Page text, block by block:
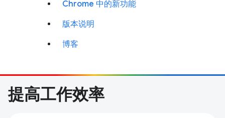
Chrome 中的新功能
版本说明
博客
提高工作效率